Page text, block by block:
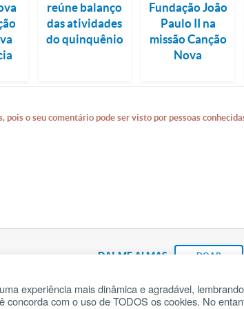
reúne balanço
das atividades
do quinquênio
Fundação João
Paulo II na
missão Canção
Nova
o seu comentário pode ser visto por pessoas
DAI-ME ALMAS DOAR
Fundação João Paulo II
experiência mais dinâmica e agradável,
concorda com o uso de TODOS os cookies. No